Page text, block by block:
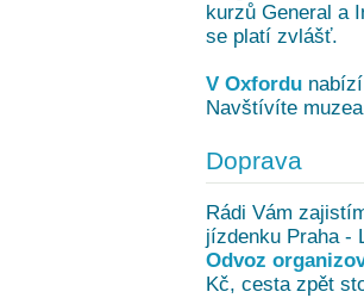
kurzů General a
se platí zvlášť.
V Oxfordunabízí
Navštívíte
Doprava
Rádi Vám
jízdenku Praha -
Odvoz
Kč, cesta zpět